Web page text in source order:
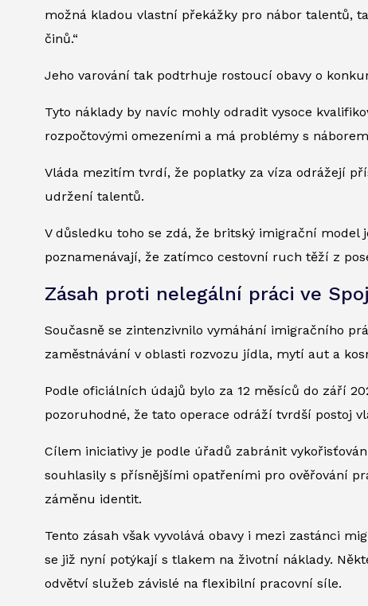
možná kladou vlastní překážky pro nábor talentů,
činů.“
Jeho varování tak podtrhuje rostoucí obavy o
Tyto náklady by navíc mohly odradit vysoce
rozpočtovými omezeními a má problémy s
Vláda mezitím tvrdí, že poplatky za víza odrážejí
udržení talentů.
V důsledku toho se zdá, že britský imigrační
poznamenávají, že zatímco cestovní ruch těží z
Zásah proti nelegální práci ve
Současně se zintenzivnilo vymáhání imigračního
zaměstnávání v oblasti rozvozu jídla, mytí aut a
Podle oficiálních údajů bylo za 12 měsíců do září
pozoruhodné, že tato operace odráží tvrdší postoj
Cílem iniciativy je podle úřadů zabránit
souhlasily s přísnějšími opatřeními pro ověřování
záměnu identit.
Tento zásah však vyvolává obavy i mezi zastánci
se již nyní potýkají s tlakem na životní náklady.
odvětví služeb závislé na flexibilní pracovní síle.